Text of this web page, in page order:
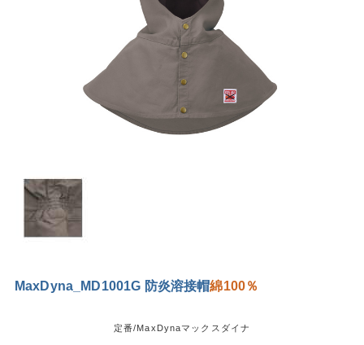
MaxDyna_MD1001G 防炎溶接帽綿100％
定番/MaxDynaマックスダイナ